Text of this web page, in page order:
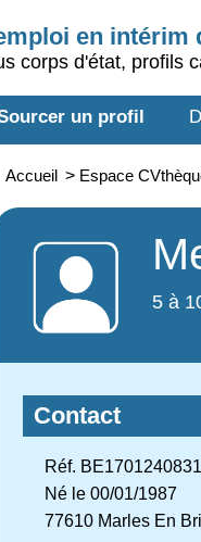
en intérim
corps d'état, profils
un profil
Accueil > Espace
5 à
Contact
Réf. BE1701240831
Né le 00/01/1987
77610 Marles En